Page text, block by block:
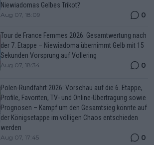
Niewiadomas Gelbes Trikot?
Aug 07, 18:09 0
Tour de France Femmes 2026: Gesamtwertung nach
der 7. Etappe – Niewiadoma übernimmt Gelb mit 15
Sekunden Vorsprung auf Vollering
Aug 07, 18:34 0
Polen-Rundfahrt 2026: Vorschau auf die 6. Etappe,
Profile, Favoriten, TV- und Online-Übertragung sowie
Prognosen – Kampf um den Gesamtsieg könnte auf
der Königsetappe im völligen Chaos entschieden
werden
Aug 07, 17:45 0